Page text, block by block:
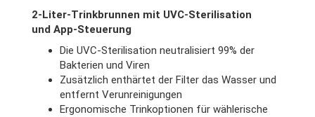
2-Liter-Trinkbrunnen mit UVC-Sterilisation
und App-Steuerung
Die UVC-Sterilisation neutralisiert 99% der
Bakterien und Viren
Zusätzlich enthärtet der Filter das Wasser und
entfernt Verunreinigungen
Ergonomische Trinkoptionen für wählerische